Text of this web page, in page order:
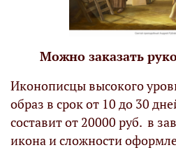
Можно заказать
Иконописцы высокого
образ в срок от 10 до 30
составит от 20000 руб. в
икона и сложности